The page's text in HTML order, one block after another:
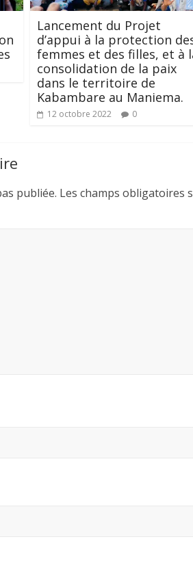
Lancement du Projet
d’appui à la protection
femmes et des filles, et à
consolidation de la paix
dans le territoire de
Kabambare au Maniema.
12 octobre 2022 0
publiée. Les champs obligatoires